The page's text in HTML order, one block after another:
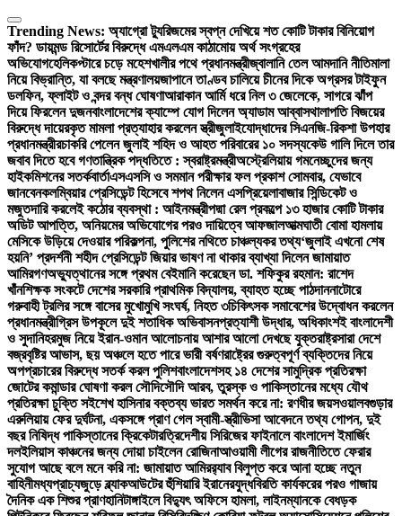
Skip
to
content
Trending News: অ্যাগ্রো ট্যুরিজমের স্বপ্ন দেখিয়ে শত কোটি টাকার বিনিয়োগ
ফাঁদ? ডায়মন্ড রিসোর্টের বিরুদ্ধে এমএলএম কাঠামোয় অর্থ সংগ্রহের
অভিযোগহেলিকপ্টারে চড়ে মহেশখালীর পথে প্রধানমন্ত্রীজ্বালানি তেল আমদানি নীতিমালা
নিয়ে বিভ্রান্তি, যা বলছে মন্ত্রণালয়জাপানে তাণ্ডব চালিয়ে চীনের দিকে অগ্রসর টাইফুন
ডলফিন, ফ্লাইট ও বন্দর বন্ধ ঘোষণাআরাকান আর্মি ধরে নিল ৩ জেলেকে, সাগরে ঝাঁপ
দিয়ে ফিরলেন দুজনবাংলাদেশের ক্যাম্পে যোগ দিলেন অ্যাডাম আব্বাসথালাপতি বিজয়ের
বিরুদ্ধে দায়েরকৃত মামলা প্রত্যাহার করলেন স্ত্রীজুলাইযোদ্ধাদের সিএনজি-রিকশা উপহার
প্রধানমন্ত্রীরচাকরি পেলেন জুলাই শহিদ ও আহত পরিবারের ১০ সদস্যকেউ গালি দিলে তার
জবাব দিতে হবে গণতান্ত্রিক পদ্ধতিতে : স্বরাষ্ট্রমন্ত্রীঅস্ট্রেলিয়ায় গমনেচ্ছুদের জন্য
হাইকমিশনের সতর্কবার্তাএসএসসি ও সমমান পরীক্ষার ফল প্রকাশ সোমবার, যেভাবে
জানবেনকলম্বিয়ার প্রেসিডেন্ট হিসেবে শপথ নিলেন এসপ্রিয়েলাবাজার সিন্ডিকেট ও
মজুতদারি করলেই কঠোর ব্যবস্থা : আইনমন্ত্রীপদ্মা রেল প্রকল্পে ১৩ হাজার কোটি টাকার
অডিট আপত্তি, অনিয়মের অভিযোগের পরও দায়িত্বে আফজালআত্মঘাতী বোমা হামলায়
মেসিকে উড়িয়ে দেওয়ার পরিকল্পনা, পুলিশের নথিতে চাঞ্চল্যকর তথ্য‘জুলাই এখনো শেষ
হয়নি’ প্রদর্শনী শহীদ প্রেসিডেন্ট জিয়ার ভাষণ না থাকার ব্যাখ্যা দিলেন জামায়াত
আমিরগণঅভ্যুত্থানের সঙ্গে প্রথম বেইমানি করেছেন ডা. শফিকুর রহমান: রাশেদ
খাঁনশিক্ষক সংকটে দেশের সরকারি প্রাথমিক বিদ্যালয়, ব্যাহত হচ্ছে পাঠদাননাটোরে
গরুবাহী ট্রলির সঙ্গে বাসের মুখোমুখি সংঘর্ষ, নিহত ৩চিকিৎসক সমাবেশের উদ্বোধন করলেন
প্রধানমন্ত্রীগ্রিস উপকূলে দুই শতাধিক অভিবাসনপ্রত্যাশী উদ্ধার, অধিকাংশই বাংলাদেশী
ও সুদানিহরমুজ নিয়ে ইরান-ওমান আলোচনায় আশার আলো দেখছে যুক্তরাষ্ট্রসারা দেশে
বজ্রবৃষ্টির আভাস, ছয় অঞ্চলে হতে পারে ভারী বর্ষণরাষ্ট্রের গুরুত্বপূর্ণ ব্যক্তিদের নিয়ে
অপপ্রচারের বিরুদ্ধে সতর্ক করল পুলিশবাংলাদেশসহ ১৪ দেশের সামুদ্রিক প্রতিরক্ষা
জোটের কমান্ডার ঘোষণা করল সৌদিসৌদি আরব, তুরস্ক ও পাকিস্তানের মধ্যে যৌথ
প্রতিরক্ষা চুক্তি সইশেখ হাসিনার বক্তব্য ভারত সমর্থন করে না: রণধীর জয়সওয়ালবগুড়ার
এরুলিয়ায় ফের দুর্ঘটনা, একসঙ্গে প্রাণ গেল স্বামী-স্ত্রীভিসা আবেদনে তথ্য গোপন, দুই
বছর নিষিদ্ধ পাকিস্তানের ক্রিকেটারত্রিদেশীয় সিরিজের ফাইনালে বাংলাদেশ ইমার্জিং
দলইলিয়াস কাঞ্চনের জন্য দোয়া চাইলেন রোজিনাআওয়ামী লীগের রাজনীতিতে ফেরার
সুযোগ আছে বলে মনে করি না: জামায়াত আমিরর‍্যাব বিলুপ্ত করে আনা হচ্ছে নতুন
বাহিনীমধ্যপ্রাচ্যজুড়ে ব্ল্যাকআউটের হুঁশিয়ারি ইরানেরযুদ্ধবিরতি কার্যকরের পরও গাজায়
দৈনিক এক শিশুর প্রাণহানিটাঙ্গাইলে বিদ্যুৎ অফিসে হামলা, লাইনম্যানকে বেধড়ক